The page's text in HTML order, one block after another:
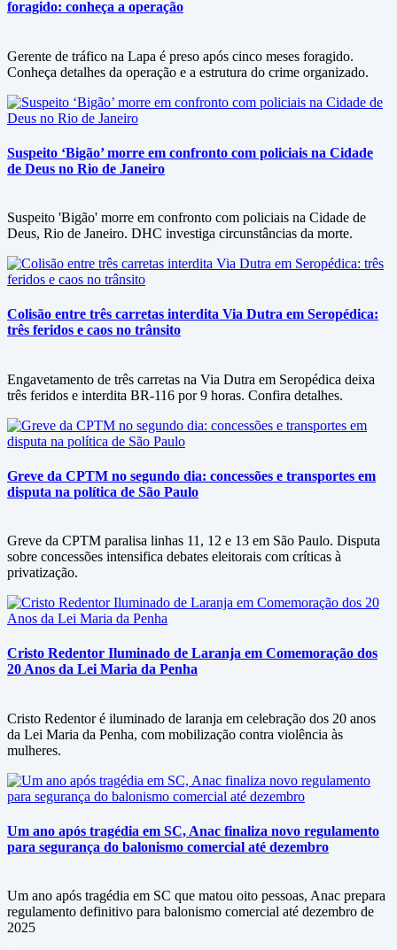
foragido: conheça a operação
Gerente de tráfico na Lapa é preso após cinco meses foragido.
Conheça detalhes da operação e a estrutura do crime organizado.
Suspeito ‘Bigão’ morre em confronto com policiais na Cidade
de Deus no Rio de Janeiro
Suspeito 'Bigão' morre em confronto com policiais na Cidade de
Deus, Rio de Janeiro. DHC investiga circunstâncias da morte.
Colisão entre três carretas interdita Via Dutra em Seropédica:
três feridos e caos no trânsito
Engavetamento de três carretas na Via Dutra em Seropédica deixa
três feridos e interdita BR-116 por 9 horas. Confira detalhes.
Greve da CPTM no segundo dia: concessões e transportes em
disputa na política de São Paulo
Greve da CPTM paralisa linhas 11, 12 e 13 em São Paulo. Disputa
sobre concessões intensifica debates eleitorais com críticas à
privatização.
Cristo Redentor Iluminado de Laranja em Comemoração dos
20 Anos da Lei Maria da Penha
Cristo Redentor é iluminado de laranja em celebração dos 20 anos
da Lei Maria da Penha, com mobilização contra violência às
mulheres.
Um ano após tragédia em SC, Anac finaliza novo regulamento
para segurança do balonismo comercial até dezembro
Um ano após tragédia em SC que matou oito pessoas, Anac prepara
regulamento definitivo para balonismo comercial até dezembro de
2025